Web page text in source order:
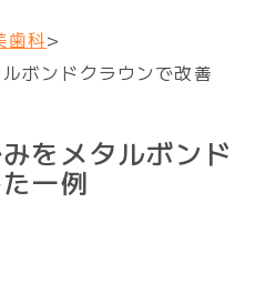
歯科>
ボンドクラウンで改善
みをメタルボン ド
た一例